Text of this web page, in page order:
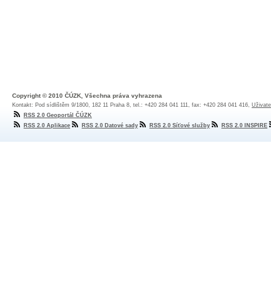
Copyright © 2010 ČÚZK, Všechna práva vyhrazena
Kontakt: Pod sídlištěm 9/1800, 182 11 Praha 8, tel.: +420 284 041 111, fax: +420 284 041 416,
RSS 2.0 Geoportál ČÚZK
RSS 2.0 Aplikace
RSS 2.0 Datové sady RSS 2.0 Síťové služby RSS 2.0 INSPIRE